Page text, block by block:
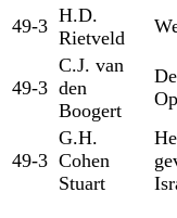
49-3 H.D.
Rietveld
49-3
C.J. van
den
Boogert
49-3
G.H.
Cohen
Stuart